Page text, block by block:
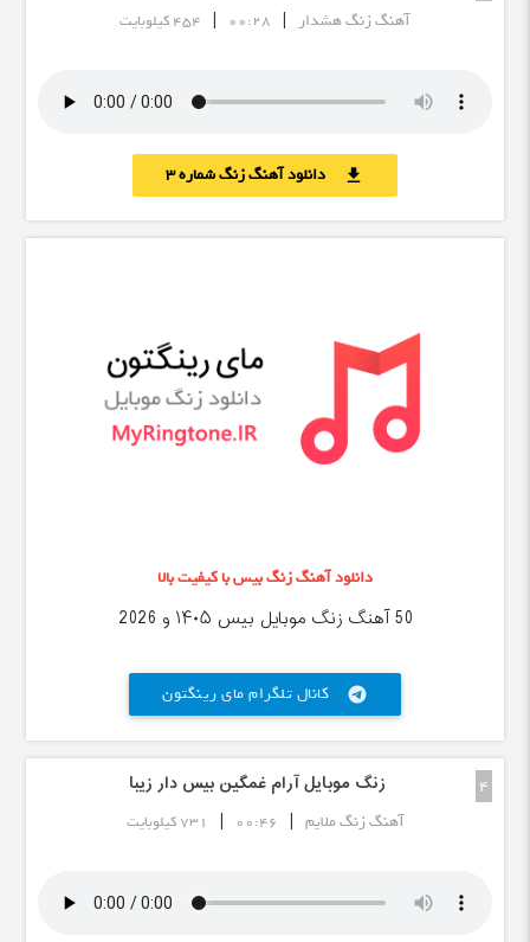
آهنگ زنگ هشدار |
00:28
| 454 کیلوبایت
download دانلود آهنگ زنگ شماره 3
دانلود آهنگ زنگ بیس با کیفیت بالا
50 آهنگ زنگ موبایل بیس ۱۴۰۵ و 2026
کانال تلگرام مای رینگتون telegram
4 زنگ موبایل آرام غمگین بیس دار زیبا
آهنگ زنگ ملایم |
00:46
| 731 کیلوبایت